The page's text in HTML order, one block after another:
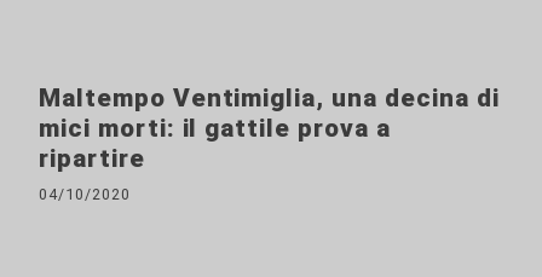
Maltempo Ventimiglia, una decina di
mici morti: il gattile prova a
ripartire
04/10/2020